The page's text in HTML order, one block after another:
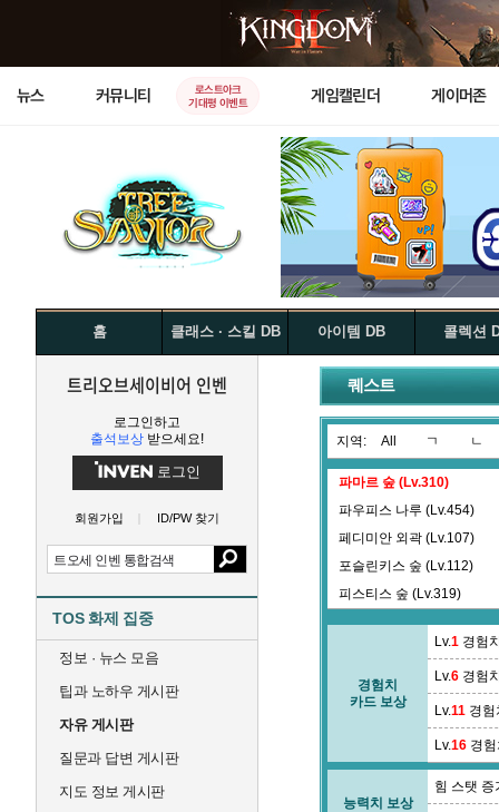
뉴스 커뮤니티
로스트아크
기대평 이벤트
게임캘린더 게이머존
홈 클래스 · 스킬 DB 아이템 DB 콜렉션
트리오브세이비어 인벤
로그인하고
출석보상 받으세요!
로그인
회원가입 ID/PW 찾기
TOS 화제 집중
정보 · 뉴스 모음
팁과 노하우 게시판
자유 게시판
질문과 답변 게시판
지도 정보 게시판
퀘스트
지역: All ㄱ ㄴ
파마르 숲 (Lv.310)
파우피스 나루 (Lv.454)
페디미안 외곽 (Lv.107)
포슬린키스 숲 (Lv.112)
피스티스 숲 (Lv.319)
경험치
카드 보상
Lv.1 경험
Lv.6 경험
Lv.11 경험
Lv.16 경
능력치 보상
힘 스탯 증